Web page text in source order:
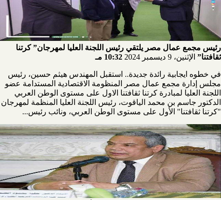
رئيس مجمع عمال مصر يلتقي رئيس اللجنة العليا لمهرجان” كرتنا
ثقافتنا” الإثنين، 9 ديسمبر 2024 10:32 مـ
في خطوه ايجابية رائدة جديدة.. استقبل المهندس هيثم حسين، رئيس
مجلس إدارة مجمع عمال مصر المنظومة الاقتصادية المستدامة عضو
اللجنة العليا لمبادرة كرتنا ثقافتنا الاول على مستوى الوطن العربي
الدكتور جاسم بن محمد الياقوت، رئيس اللجنة العليا المنظمة لمهرجان
"كرتنا ثقافتنا" الأول على مستوى الوطن العربي، ونائب رئيس...